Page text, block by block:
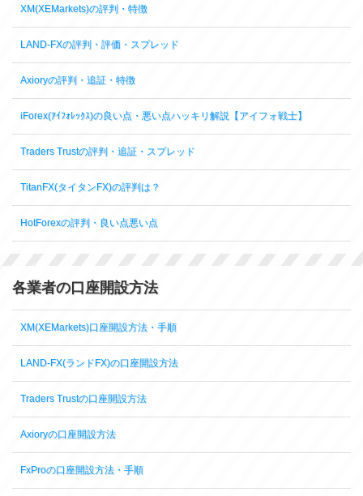
XM(XEMarkets)の評判・特徴
LAND-FXの評判・評価・スプレッド
Axioryの評判・追証・特徴
iForex(ｱｲﾌｫﾚｯｸｽ)の良い点・悪い点ハッキリ解説【アイフォ戦士】
Traders Trustの評判・追証・スプレッド
TitanFX(タイタンFX)の評判は？
HotForexの評判・良い点悪い点
各業者の口座開設方法
XM(XEMarkets)口座開設方法・手順
LAND-FX(ランドFX)の口座開設方法
Traders Trustの口座開設方法
Axioryの口座開設方法
FxProの口座開設方法・手順